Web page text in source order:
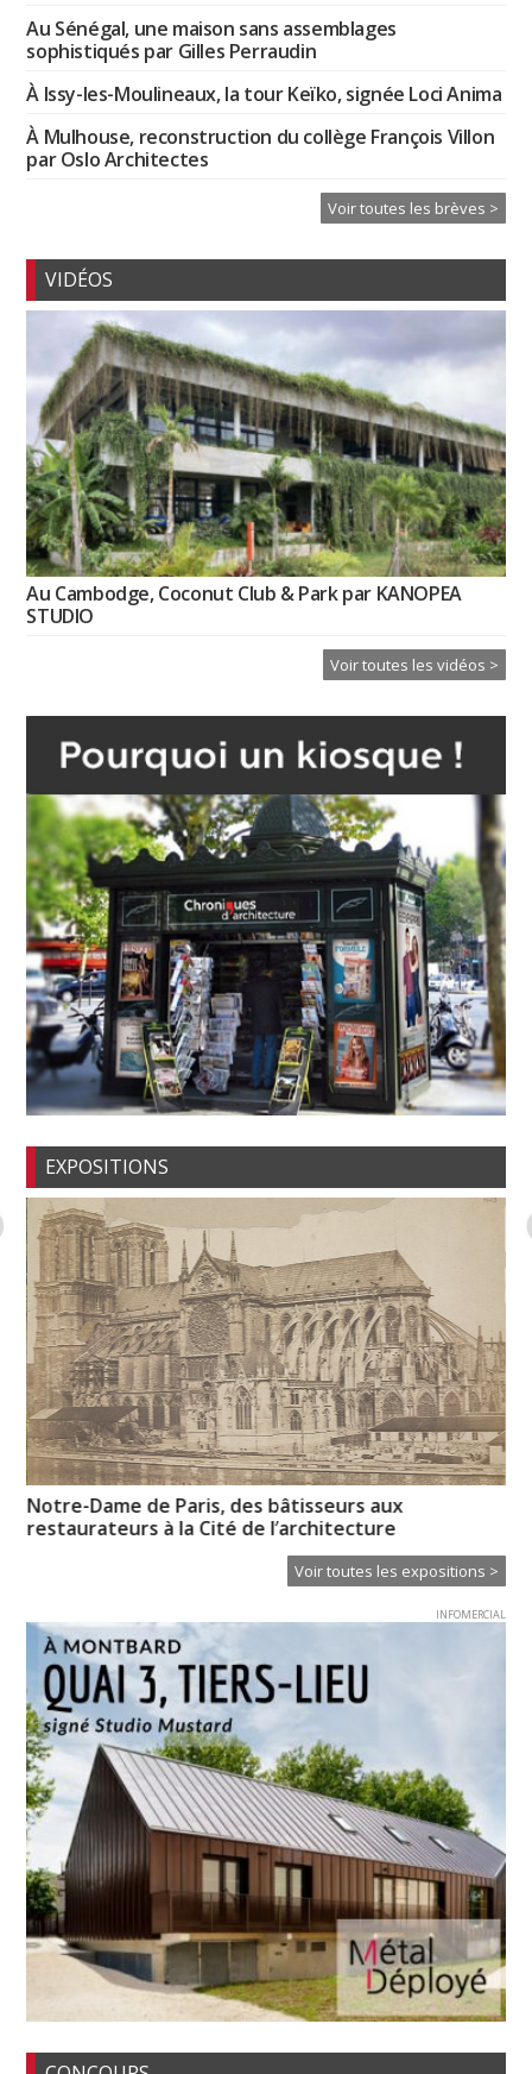
Au Sénégal, une maison sans assemblages
sophistiqués par Gilles Perraudin
À Issy-les-Moulineaux, la tour Keïko, signée Loci Anima
À Mulhouse, reconstruction du collège François Villon
par Oslo Architectes
Voir toutes les brèves >
VIDÉOS
Au Cambodge, Coconut Club & Park par KANOPEA
STUDIO
Voir toutes les vidéos >
EXPOSITIONS
Notre-Dame de Paris, des bâtisseurs aux
restaurateurs à la Cité de l’architecture
Voir toutes les expositions >
INFOMERCIAL